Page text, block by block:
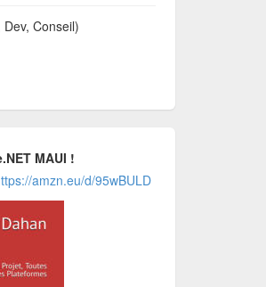
Conseil)
MAUI !
amzn.eu/d/95wBULD